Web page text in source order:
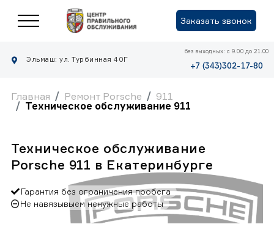
Заказать звонок
Эльмаш: ул. Турбинная 40Г
без выходных: с 9.00 до 21.00
+7 (343)302-17-80
Главная Ремонт Porsche
911
Техническое обслуживание 911
Техническое обслуживание
Porsche 911 в Екатеринбурге
Гарантия без ограничения пробега
Не навязывыем ненужные работы